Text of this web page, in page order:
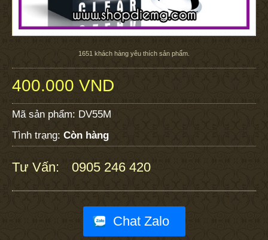
1651 khách hàng yêu thích sản phẩm.
400.000 VND
Mã sản phẩm: DV55M
Tình trạng: Còn hàng
Tư Vấn: 0905 246 420
Chat Zalo